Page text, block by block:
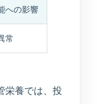
への影響
常
栄養では、投